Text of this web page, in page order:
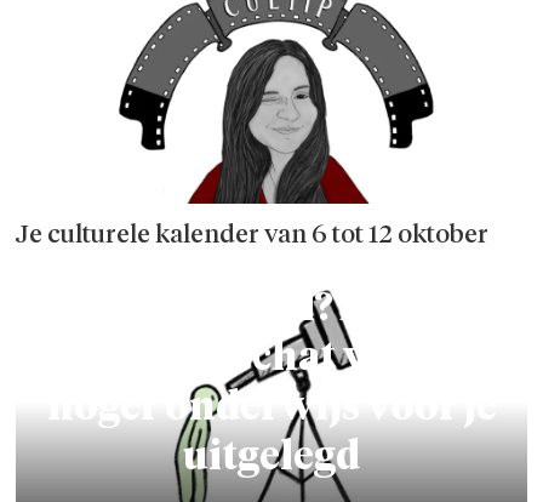
Je culturele kalender van 6 tot 12 oktober
Mijlpaal? De
woordenschat van het
hoger onderwijs voor je
uitgelegd